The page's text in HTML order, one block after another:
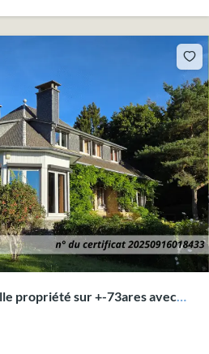
propriété sur +-73ares avec